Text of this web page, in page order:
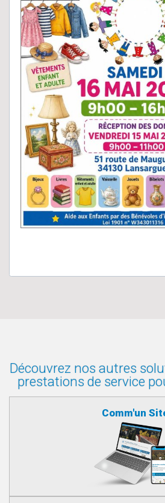
Découvrez nos autres
prestations de service
Comm'un